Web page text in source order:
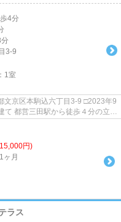
4分
分
3-9
1室
駒込六丁目3-9 □2023年9
立地
円)
ヶ月
ラス